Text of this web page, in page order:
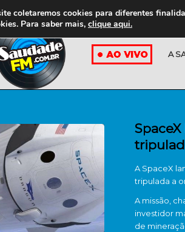
A
A SpaceX
tripulada a
A missão,
investidor
de
coletaremos cookies para diferentes
Para saber mais, clique aqui.